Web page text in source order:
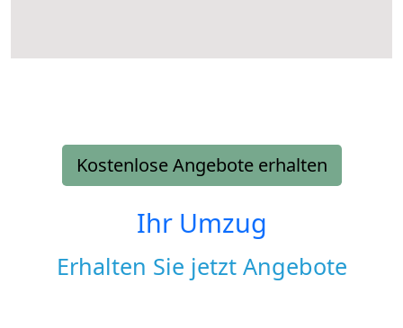
Kostenlose Angebote erhalten
Ihr Umzug
Erhalten Sie jetzt Angebote